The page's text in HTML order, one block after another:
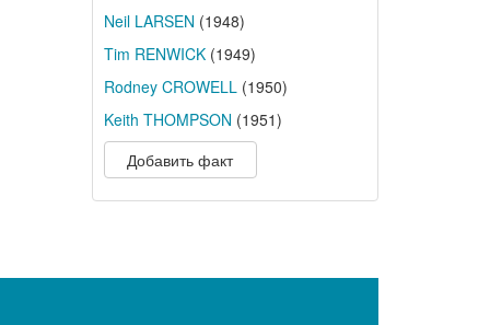
Neil LARSEN (1948)
Tim RENWICK(1949)
Rodney CROWELL(1950)
Keith THOMPSON (1951)
Добавить факт